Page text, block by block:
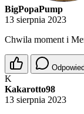
BigPopaPump
13 sierpnia 2023
Chwila moment i
K
Kakarotto98
13 sierpnia 2023